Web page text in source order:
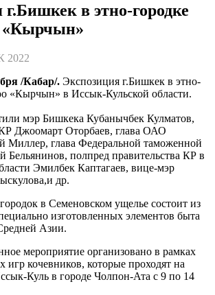
в этно-городке
«Кырчын»
2022
/Кабар/. Экспозиция г.Бишкек в этно-
«Кырчын» в Иссык-Кульской области.
мэр Бишкека Кубанычбек Кулматов,
Джоомарт Оторбаев, глава ОАО
Миллер, глава Федеральной таможенной
полпред правительства КР в
Эмилбек Каптагаев, вице-мэр
др.
в Семеновском ущелье состоит из
изготовленных элементов быта
Азии.
мероприятие организовано в рамках
кочевников, которые проходят на
Куль в городе Чолпон-Ата с 9 по 14